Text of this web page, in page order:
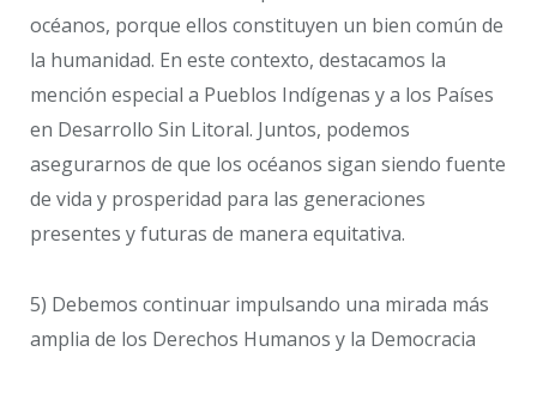
océanos, porque ellos constituyen un bien común de
la humanidad. En este contexto, destacamos la
mención especial a Pueblos Indígenas y a los Países
en Desarrollo Sin Litoral. Juntos, podemos
asegurarnos de que los océanos sigan siendo fuente
de vida y prosperidad para las generaciones
presentes y futuras de manera equitativa.
5) Debemos continuar impulsando una mirada más
amplia de los Derechos Humanos y la Democracia